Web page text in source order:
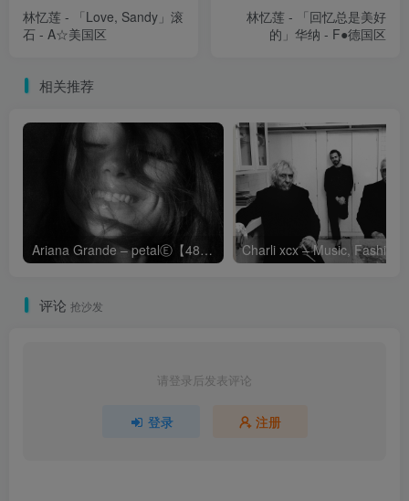
林忆莲 - 「Love, Sandy」滚
石 - A☆美国区
林忆莲 - 「回忆总是美好
的」华纳 - F●德国区
相关推荐
Ariana Grande – petalⒺ【48kHz／24bit】英国区
评论 抢沙发
请登录后发表评论
登录 注册